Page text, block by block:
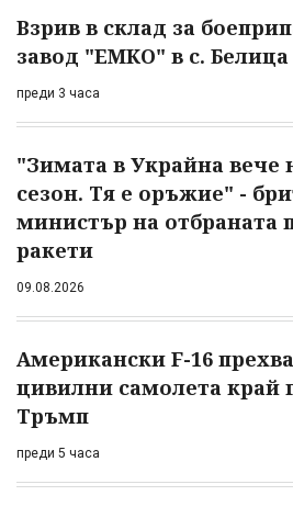
Взрив в склад за
завод "ЕМКО" в с. Белица
преди 3 часа
"Зимата в Украйна вече
сезон. Тя е оръжие" -
министър на отбраната
ракети
09.08.2026
Американски F-16
цивилни самолета край
Тръмп
преди 5 часа